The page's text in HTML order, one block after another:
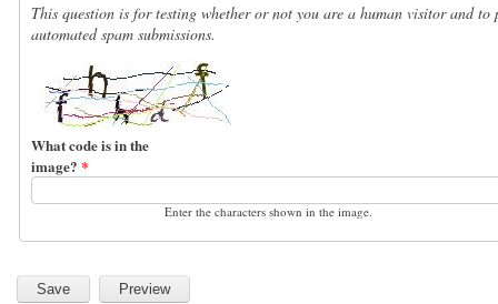
This question is for testing whether or not you are a human visitor and to
automated spam submissions.
What code is in the
image? *
Enter the characters shown in the image.